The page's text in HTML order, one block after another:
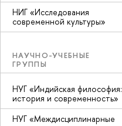
НИГ «Исследования
современной культуры»
НАУЧНО-УЧЕБНЫЕ
ГРУППЫ
НУГ «Индийская философия:
история и современность»
НУГ «Междисциплинарные